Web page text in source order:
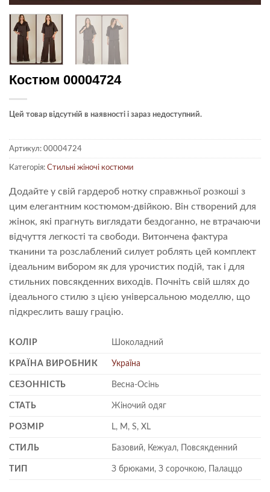
Костюм 00004724
Цей товар відсутній в наявності і зараз недоступний.
Артикул: 00004724
Категорія: Стильні жіночі костюми
Додайте у свій гардероб нотку справжньої розкоші з
цим елегантним костюмом-двійкою. Він створений для
жінок, які прагнуть виглядати бездоганно, не втрачаючи
відчуття легкості та свободи. Витончена фактура
тканини та розслаблений силует роблять цей комплект
ідеальним вибором як для урочистих подій, так і для
стильних повсякденних виходів. Почніть свій шлях до
ідеального стилю з цією універсальною моделлю, що
підкреслить вашу грацію.
КОЛІР Шоколадний
КРАЇНА ВИРОБНИК Україна
СЕЗОННІСТЬ Весна-Осінь
СТАТЬ Жіночий одяг
РОЗМІР L, M, S, XL
СТИЛЬ Базовий, Кежуал, Повсякденний
ТИП З брюками, З сорочкою, Палаццо